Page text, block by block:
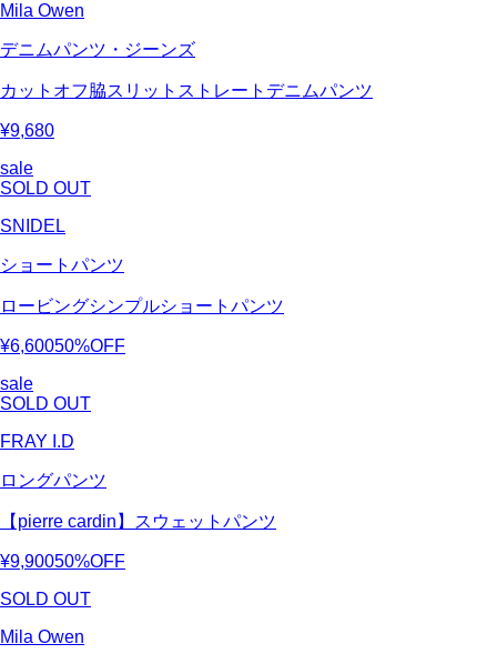
Mila Owen
デニムパンツ・ジーンズ
カットオフ脇スリットストレートデニムパンツ
¥9,680
sale
SOLD OUT
SNIDEL
ショートパンツ
ロービングシンプルショートパンツ
¥6,60050%OFF
sale
SOLD OUT
FRAY I.D
ロングパンツ
【pierre cardin】スウェットパンツ
¥9,90050%OFF
SOLD OUT
Mila Owen